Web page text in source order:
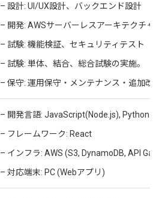
– 設計: UI/UX設計、バックエンド設計
– 開発: AWSサーバーレスアーキテクチャ
– 試験: 機能検証、セキュリティテスト
– 試験: 単体、結合、総合試験の実施。
– 保守: 運用保守・メンテナンス・追加改修
– 開発言語: JavaScript(Node.js), Python
– フレームワーク: React
– インフラ: AWS (S3, DynamoDB, API
– 対応端末: PC (Webアプリ)